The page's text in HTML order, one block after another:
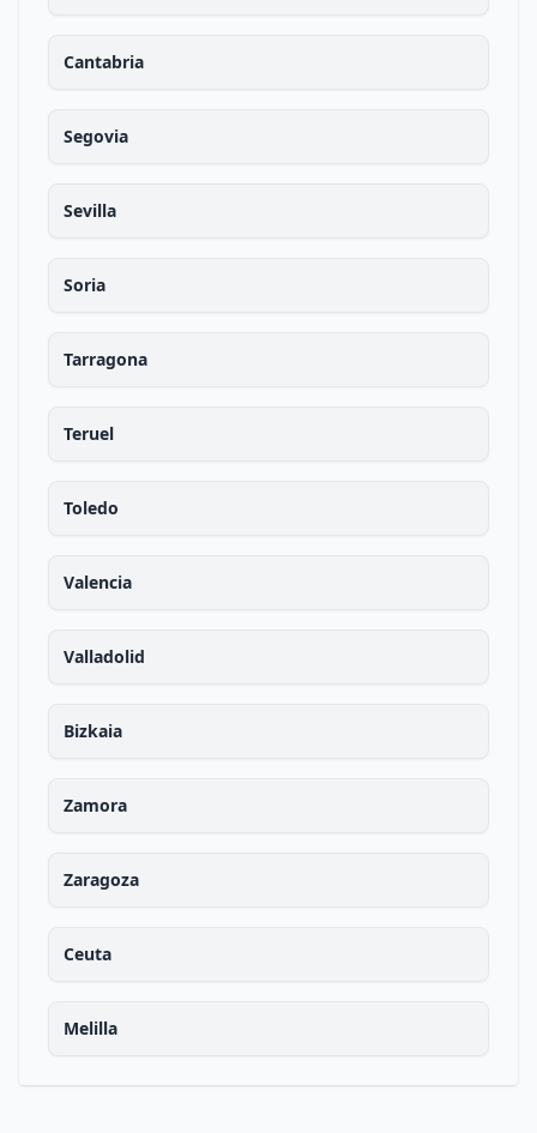
Cantabria
Segovia
Sevilla
Soria
Tarragona
Teruel
Toledo
Valencia
Valladolid
Bizkaia
Zamora
Zaragoza
Ceuta
Melilla